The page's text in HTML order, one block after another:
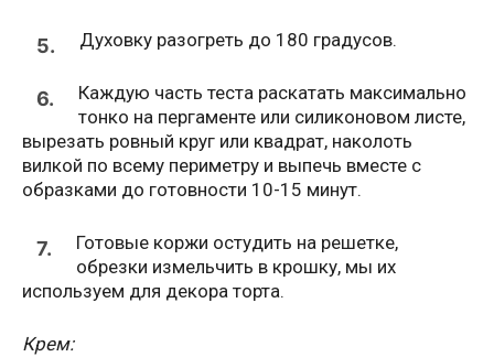
5. Духовку разогреть до 180 градусов.
6.
Каждую часть теста раскатать максимально
тонко на пергаменте или силиконовом листе,
вырезать ровный круг или квадрат, наколоть
вилкой по всему периметру и выпечь вместе с
образками до готовности 10-15 минут.
7.
Готовые коржи остудить на решетке,
обрезки измельчить в крошку, мы их
используем для декора торта.
Крем: